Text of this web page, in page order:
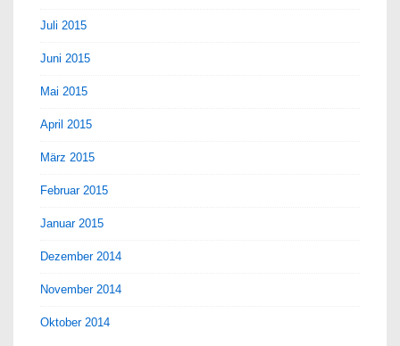
Juli 2015
Juni 2015
Mai 2015
April 2015
März 2015
Februar 2015
Januar 2015
Dezember 2014
November 2014
Oktober 2014